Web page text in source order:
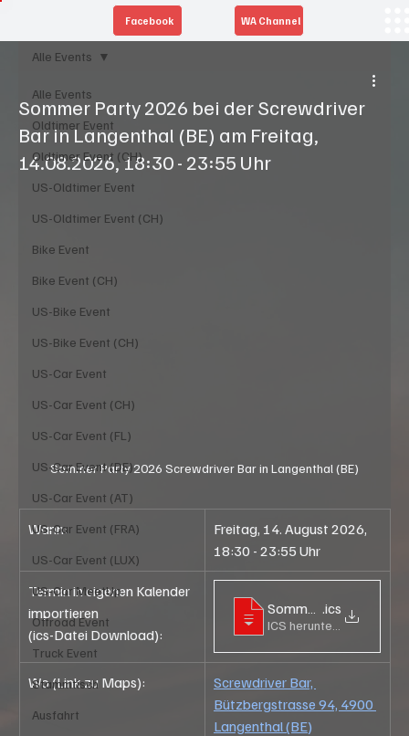
Facebook WA Channel
Alle Events
Oldtimer Event
Oldtimer Event (CH)
US-Oldtimer Event
US-Oldtimer Event (CH)
Bike Event
Bike Event (CH)
US-Bike Event
US-Bike Event (CH)
US-Car Event
US-Car Event (CH)
US-Car Event (FL)
US-Car Event (DE)
US-Car Event (AT)
US-Car Event (FRA)
US-Car Event (LUX)
US-Car MeetUp
Offroad Event
Truck Event
Stammtisch
Ausfahrt
Alle Events
Sommer Party 2026 bei der Screwdriver
Bar in Langenthal (BE) am Freitag,
14.08.2026, 18:30 - 23:55 Uhr
Sommer Party 2026 Screwdriver Bar in Langenthal (BE)
Wann:
Freitag, 14. August 2026,
18:30 - 23:55 Uhr
Termin in eigenen Kalender
importieren
(ics-Datei Download):
Sommer Party 2026
.ics
ICS herunterladen • 42KB
Wo (Link zu Maps):
Screwdriver Bar,
Bützbergstrasse 94, 4900
Langenthal (BE)